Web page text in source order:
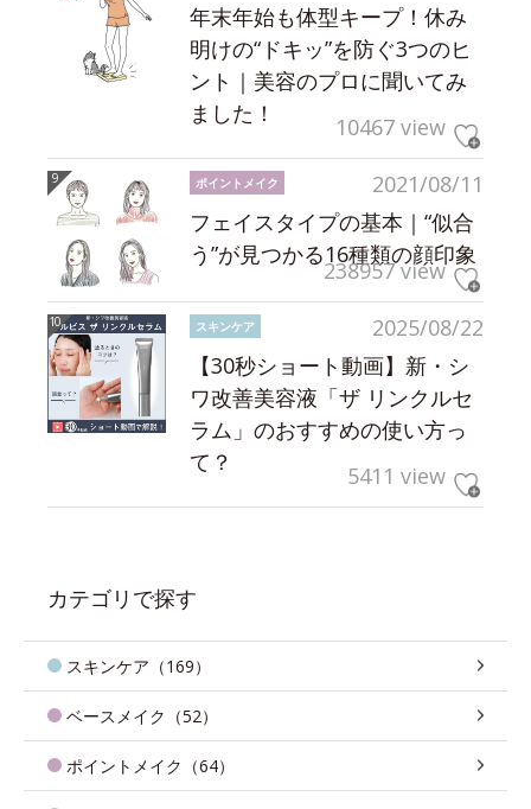
年末年始も体型キープ！休み
明けの“ドキッ”を防ぐ3つのヒ
ント｜美容のプロに聞いてみ
ました！
10467 view
2021/08/11
ポイントメイク
フェイスタイプの基本｜“似合
う”が見つかる16種類の顔印象
238957 view
2025/08/22
スキンケア
【30秒ショート動画】新・シ
ワ改善美容液「ザ リンクルセ
ラム」のおすすめの使い方っ
て？
5411 view
カテゴリで探す
スキンケア（169）
ベースメイク（52）
ポイントメイク（64）